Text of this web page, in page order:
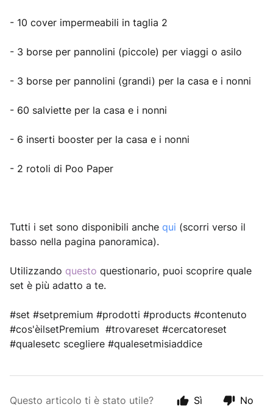
- 10 cover impermeabili in taglia 2
- 3 borse per pannolini (piccole) per viaggi o asilo
- 3 borse per pannolini (grandi) per la casa e i nonni
- 60 salviette per la casa e i nonni
- 6 inserti booster per la casa e i nonni
- 2 rotoli di Poo Paper
Tutti i set sono disponibili anche qui (scorri verso il
basso nella pagina panoramica).
Utilizzando questo questionario, puoi scoprire quale
set è più adatto a te.
#set #setpremium #prodotti #products #contenuto
#cos'èilsetPremium  #trovareset #cercatoreset
#qualesetc scegliere #qualesetmisiaddice
Questo articolo ti è stato utile? Sì No